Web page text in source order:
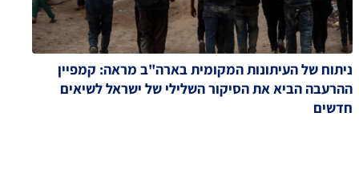
ניתוח של העיתונות המקומית בארה"ב מראה: קמפיין
ההרעבה הביא את הסיקור השלילי של ישראל לשיאים
חדשים